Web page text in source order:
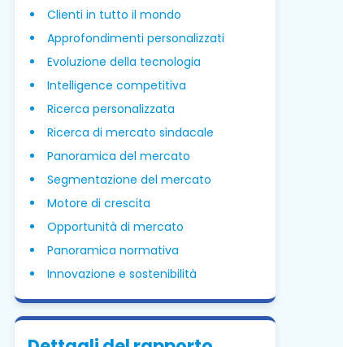
Clienti in tutto il mondo
Approfondimenti personalizzati
Evoluzione della tecnologia
Intelligence competitiva
Ricerca personalizzata
Ricerca di mercato sindacale
Panoramica del mercato
Segmentazione del mercato
Motore di crescita
Opportunità di mercato
Panoramica normativa
Innovazione e sostenibilità